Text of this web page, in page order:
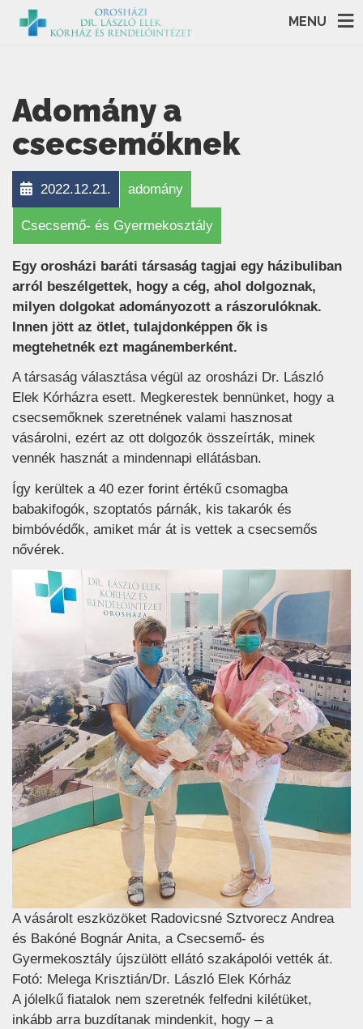
MENU
Adomány a
csecsemőknek
2022.12.21. adomány
Csecsemő- és Gyermekosztály
Egy orosházi baráti társaság tagjai egy házibuliban
arról beszélgettek, hogy a cég, ahol dolgoznak,
milyen dolgokat adományozott a rászorulóknak.
Innen jött az ötlet, tulajdonképpen ők is
megtehetnék ezt magánemberként.
A társaság választása végül az orosházi Dr. László
Elek Kórházra esett. Megkerestek bennünket, hogy a
csecsemőknek szeretnének valami hasznosat
vásárolni, ezért az ott dolgozók összeírták, minek
vennék hasznát a mindennapi ellátásban.
Így kerültek a 40 ezer forint értékű csomagba
babakifogók, szoptatós párnák, kis takarók és
bimbóvédők, amiket már át is vettek a csecsemős
nővérek.
A vásárolt eszközöket Radovicsné Sztvorecz Andrea
és Bakóné Bognár Anita, a Csecsemő- és
Gyermekosztály újszülött ellátó szakápolói vették át.
Fotó: Melega Krisztián/Dr. László Elek Kórház
A jólelkű fiatalok nem szeretnék felfedni kilétüket,
inkább arra buzdítanak mindenkit, hogy – a